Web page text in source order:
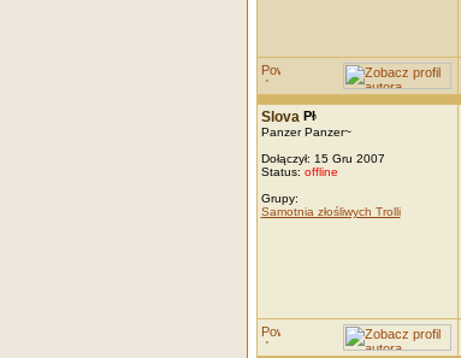
Slova
Panzer Panzer~
Dołączył: 15 Gru 2007
Status: offline
Grupy:
Samotnia złośliwych Trolli